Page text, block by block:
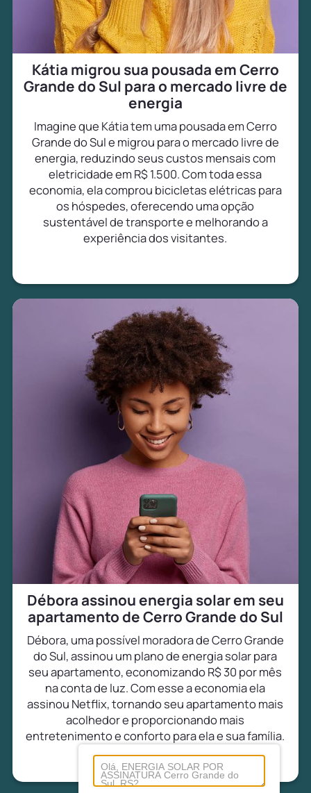
Kátia migrou sua pousada em Cerro
Grande do Sul para o mercado livre de
energia
Imagine que Kátia tem uma pousada em Cerro
Grande do Sul e migrou para o mercado livre de
energia, reduzindo seus custos mensais com
eletricidade em R$ 1.500. Com toda essa
economia, ela comprou bicicletas elétricas para
os hóspedes, oferecendo uma opção
sustentável de transporte e melhorando a
experiência dos visitantes.
Débora assinou energia solar em seu
apartamento de Cerro Grande do Sul
Débora, uma possível moradora de Cerro Grande
do Sul, assinou um plano de energia solar para
seu apartamento, economizando R$ 30 por mês
na conta de luz. Com esse a economia ela
assinou Netflix, tornando seu apartamento mais
acolhedor e proporcionando mais
entretenimento e conforto para ela e sua família.